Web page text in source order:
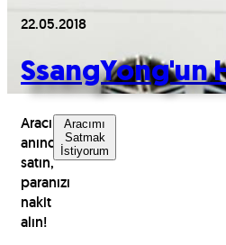
22.05.2018
SsangYong'un
Aracınızı
anında
satın,
paranızı
nakit
alın!
Aracımı
Satmak
İstiyorum